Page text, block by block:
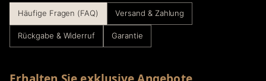
Häufige Fragen (FAQ) Versand & Zahlung
Rückgabe & Widerruf Garantie